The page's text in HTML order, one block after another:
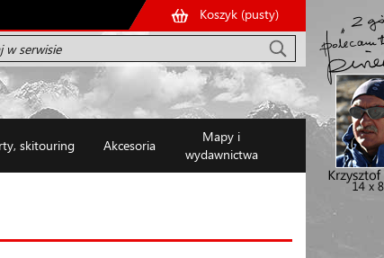
Koszyk (pusty)
skitouring Akcesoria
Mapy i
wydawnictwa